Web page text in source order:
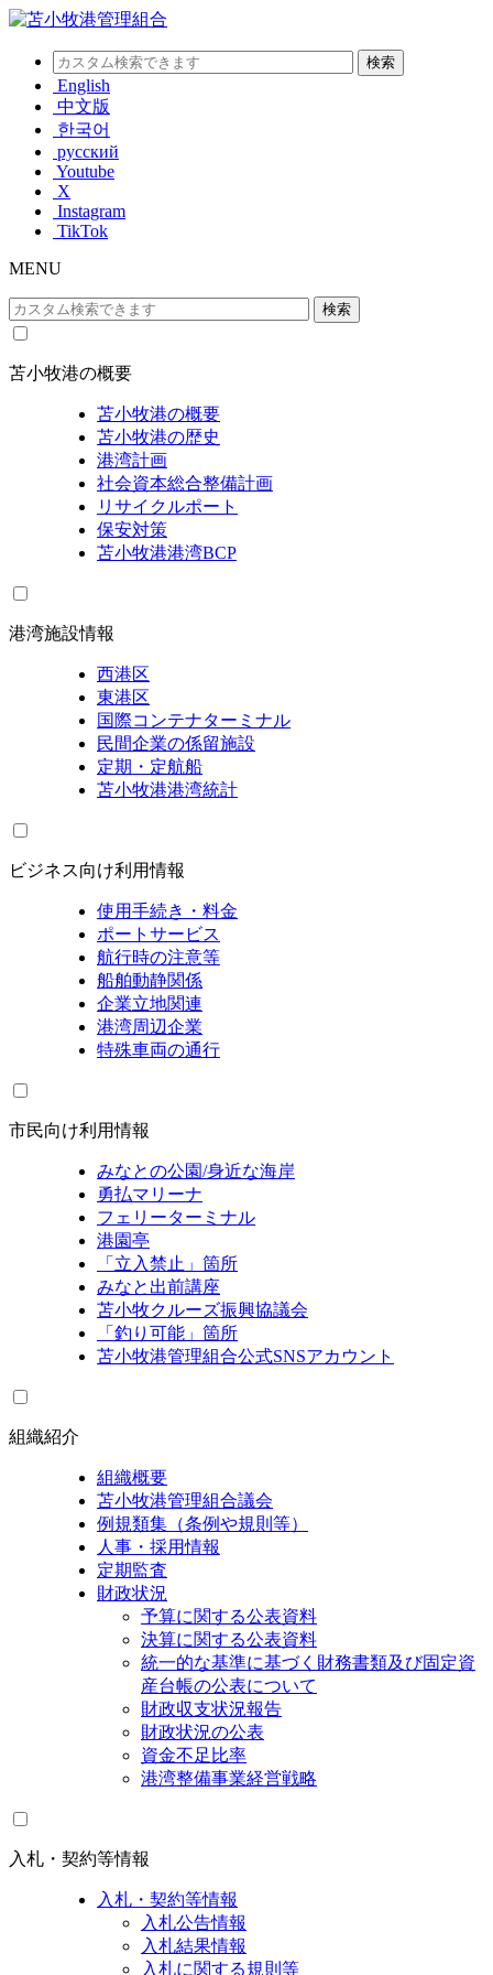
English
中文版
한국어
русский
Youtube
X
Instagram
TikTok
MENU
苫小牧港の概要
苫小牧港の概要
苫小牧港の歴史
港湾計画
社会資本総合整備計画
リサイクルポート
保安対策
苫小牧港港湾BCP
港湾施設情報
西港区
東港区
国際コンテナターミナル
民間企業の係留施設
定期・定航船
苫小牧港港湾統計
ビジネス向け利用情報
使用手続き・料金
ポートサービス
航行時の注意等
船舶動静関係
企業立地関連
港湾周辺企業
特殊車両の通行
市民向け利用情報
みなとの公園/身近な海岸
勇払マリーナ
フェリーターミナル
港園亭
「立入禁止」箇所
みなと出前講座
苫小牧クルーズ振興協議会
「釣り可能」箇所
苫小牧港管理組合公式SNSアカウント
組織紹介
組織概要
苫小牧港管理組合議会
例規類集（条例や規則等）
人事・採用情報
定期監査
財政状況
予算に関する公表資料
決算に関する公表資料
統一的な基準に基づく財務書類及び固定資
産台帳の公表について
財政収支状況報告
財政状況の公表
資金不足比率
港湾整備事業経営戦略
入札・契約等情報
入札・契約等情報
入札公告情報
入札結果情報
入札に関する規則等